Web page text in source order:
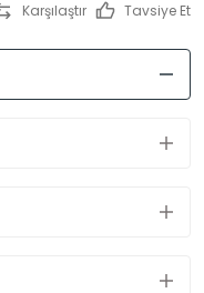
Karşılaştır Tavsiye Et